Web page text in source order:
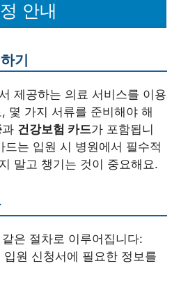
안내
기
제공하는 의료 서비스를 이용
몇 가지 서류를 준비해야 해
과 건강보험 카드가 포함됩니
드는 입원 시 병원에서 필수적
말고 챙기는 것이 중요해요.
은 절차로 이루어집니다:
입원 신청서에 필요한 정보를